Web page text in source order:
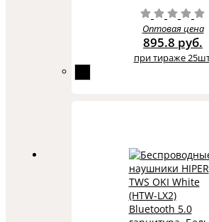
Оптовая цена
895.8 руб.
при тираже